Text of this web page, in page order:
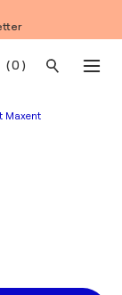
( 0 )
Maxent